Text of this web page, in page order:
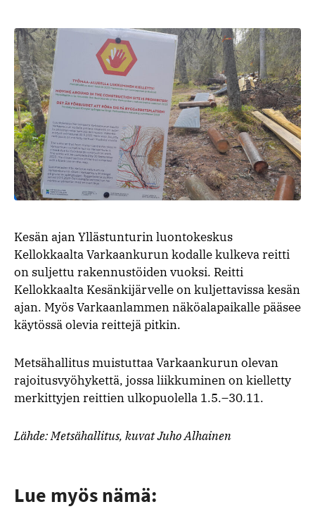
Kesän ajan Yllästunturin luontokeskus
Kellokkaalta Varkaankurun kodalle kulkeva reitti
on suljettu rakennustöiden vuoksi. Reitti
Kellokkaalta Kesänkijärvelle on kuljettavissa kesän
ajan. Myös Varkaanlammen näköalapaikalle pääsee
käytössä olevia reittejä pitkin.
Metsähallitus muistuttaa Varkaankurun olevan
rajoitusvyöhykettä, jossa liikkuminen on kielletty
merkittyjen reittien ulkopuolella 1.5.–30.11.
Lähde: Metsähallitus, kuvat Juho Alhainen
Lue myös nämä: